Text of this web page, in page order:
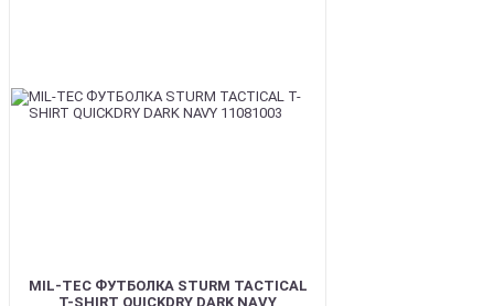
MIL-TEC ФУТБОЛКА STURM TACTICAL
T-SHIRT QUICKDRY DARK NAVY